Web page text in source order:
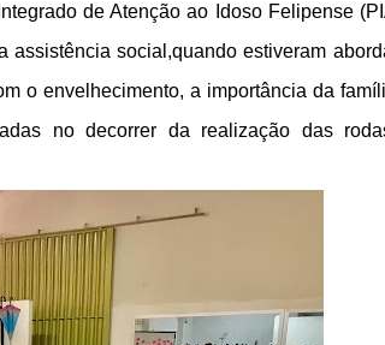
de Atenção ao Idoso Felipense
social,quando estiveram
o envelhecimento, a importância da
no decorrer da realização das